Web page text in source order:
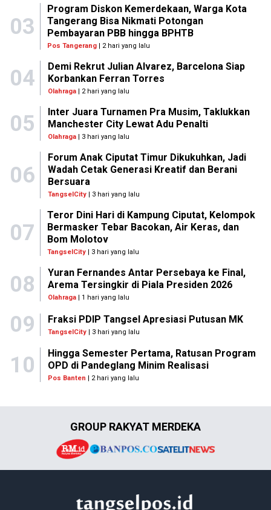
03
Program Diskon Kemerdekaan, Warga Kota
Tangerang Bisa Nikmati Potongan
Pembayaran PBB hingga BPHTB
Pos Tangerang | 2 hari yang lalu
04
Demi Rekrut Julian Alvarez, Barcelona Siap
Korbankan Ferran Torres
Olahraga| 2 hari yang lalu
05
Inter Juara Turnamen Pra Musim, Taklukkan
Manchester City Lewat Adu Penalti
Olahraga| 3 hari yang lalu
06
Forum Anak Ciputat Timur Dikukuhkan, Jadi
Wadah Cetak Generasi Kreatif dan Berani
Bersuara
TangselCity| 3 hari yang lalu
07
Teror Dini Hari di Kampung Ciputat, Kelompok
Bermasker Tebar Bacokan, Air Keras, dan
Bom Molotov
TangselCity | 3 hari yang lalu
08
Yuran Fernandes Antar Persebaya ke Final,
Arema Tersingkir di Piala Presiden 2026
Olahraga| 1 hari yang lalu
09 Fraksi PDIP Tangsel Apresiasi Putusan MK
TangselCity | 3 hari yang lalu
10
Hingga Semester Pertama, Ratusan Program
OPD di Pandeglang Minim Realisasi
Pos Banten | 2 hari yang lalu
GROUP RAKYAT MERDEKA